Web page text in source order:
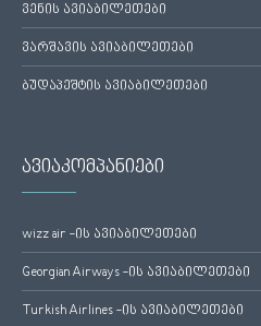
ვენის ავიაბილეთები
ვარშავის ავიაბილეთები
ბუდაპეშტის ავიაბილეთები
ავიაკომპანიები
wizz air -ის ავიაბილეთები
Georgian Airways -ის ავიაბილეთები
Turkish Airlines -ის ავიაბილეთები